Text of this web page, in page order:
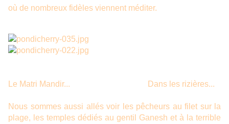
où de nombreux fidèles viennent méditer.
Le Matri Mandir... Dans les rizières...
Nous sommes aussi allés voir les pêcheurs au filet sur la
plage, les temples dédiés au gentil Ganesh et à la terrible